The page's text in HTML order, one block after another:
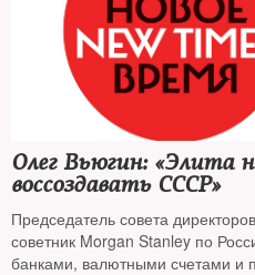
Олег Вьюгин: «Элита
воссоздавать СССР»
Председатель совета
советник Morgan Stanley по
банками, валютными счетами и